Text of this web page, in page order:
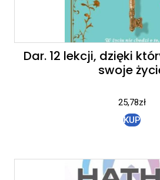
Dar. 12 lekcji, dzięki
swoje
25,78zł
KUP